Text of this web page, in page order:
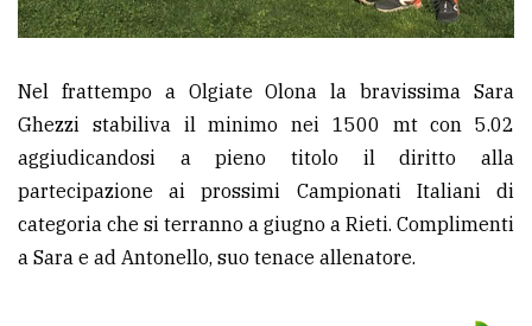
Nel frattempo a Olgiate Olona la bravissima Sara
Ghezzi stabiliva il minimo nei 1500 mt con 5.02
aggiudicandosi a pieno titolo il diritto alla
partecipazione ai prossimi Campionati Italiani di
categoria che si terranno a giugno a Rieti. Complimenti
a Sara e ad Antonello, suo tenace allenatore.